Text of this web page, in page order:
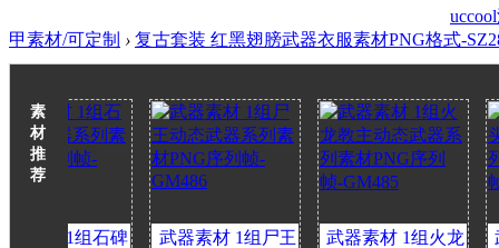
甲素材/可定制 › 复古套装 红黑翅膀武器衣服素材PNG格式-
素
材
推
荐
武器素材 1组尸王
武器素材 1组火龙
武器素